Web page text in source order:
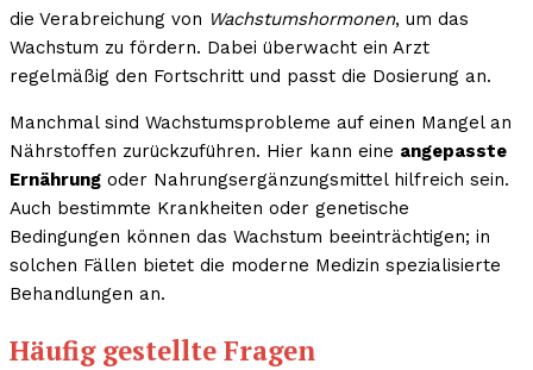
die Verabreichung von Wachstumshormonen, um das
Wachstum zu fördern. Dabei überwacht ein Arzt
regelmäßig den Fortschritt und passt die Dosierung an.
Manchmal sind Wachstumsprobleme auf einen Mangel an
Nährstoffen zurückzuführen. Hier kann eine angepasste
Ernährung oder Nahrungsergänzungsmittel hilfreich sein.
Auch bestimmte Krankheiten oder genetische
Bedingungen können das Wachstum beeinträchtigen; in
solchen Fällen bietet die moderne Medizin spezialisierte
Behandlungen an.
Häufig gestellte Fragen